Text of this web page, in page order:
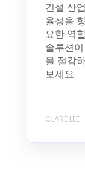
건설 산
율성을
요한 역
솔루션
을 절감
보세요.
CLARE LEE